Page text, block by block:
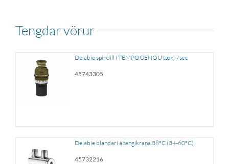
tengdar vörur
Delabie spindill í TEMPOGENOU tæki 7sec
45743305
Delabie blandari á tengikrana 38°C (34-60°C)
45732216